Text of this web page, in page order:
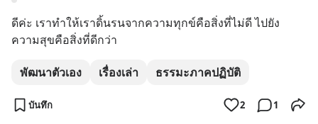
ดีค่ะ เราทำให้เราดิ้นรนจากความทุกข์คือสิ่งที่ไม่ดี ไปยัง
ความสุขคือสิ่งที่ดีกว่า
พัฒนาตัวเอง เรื่องเล่า ธรรมะภาคปฏิบัติ
บันทึก 2 1